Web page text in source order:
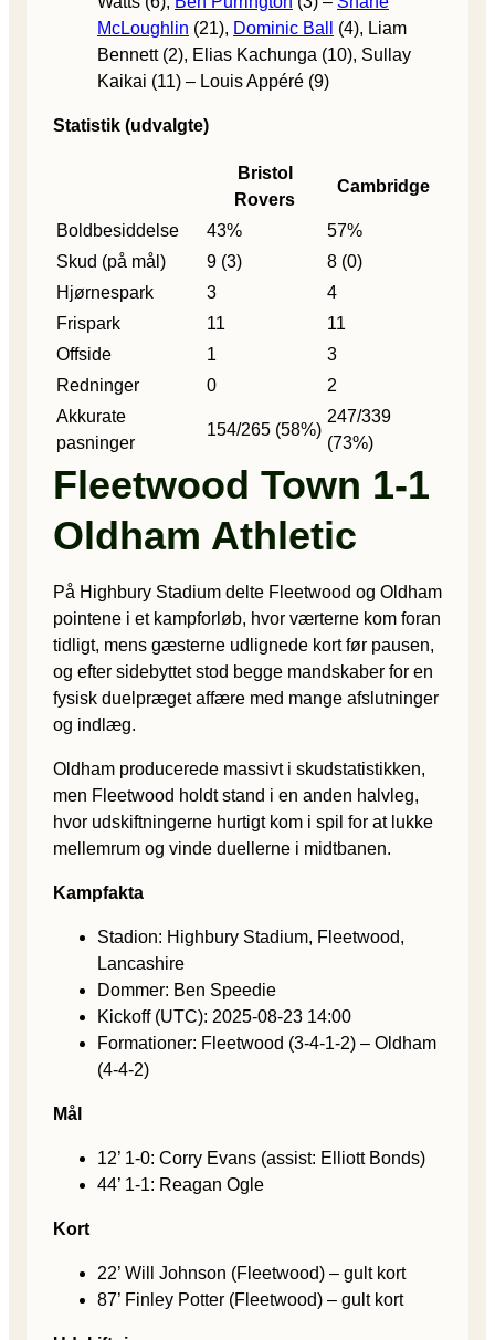
McLoughlin (21), Dominic Ball
(4), Liam
Bennett (2), Elias Kachunga (10), Sullay
Kaikai (11) – Louis Appéré (9)
Statistik (udvalgte)
Bristol
Rovers
Cambridge
Boldbesiddelse 43%
57%
Skud (på mål)
9 (3)
8 (0)
Hjørnespark
3
4
Frispark
11
11
Offside
1
3
Redninger
0
2
Akkurate
pasninger
154/265 (58%)
247/339
(73%)
Fleetwood Town 1-1
Oldham Athletic
På Highbury Stadium delte Fleetwood og Oldham
pointene i et kampforløb, hvor værterne kom foran
tidligt, mens gæsterne udlignede kort før pausen,
og efter sidebyttet stod begge mandskaber for en
fysisk duelpræget affære med mange afslutninger
og indlæg.
Oldham producerede massivt i skudstatistikken,
men Fleetwood holdt stand i en anden halvleg,
hvor udskiftningerne hurtigt kom i spil for at lukke
mellemrum og vinde duellerne i midtbanen.
Kampfakta
Stadion: Highbury Stadium, Fleetwood,
Lancashire
Dommer: Ben Speedie
Kickoff (UTC): 2025-08-23 14:00
Formationer: Fleetwood (3-4-1-2) – Oldham
(4-4-2)
Mål
12’ 1-0: Corry Evans (assist: Elliott Bonds)
44’ 1-1: Reagan Ogle
Kort
22’ Will Johnson (Fleetwood) – gult kort
87’ Finley Potter (Fleetwood) – gult kort